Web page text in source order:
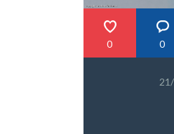
PRETRAGA
0 0